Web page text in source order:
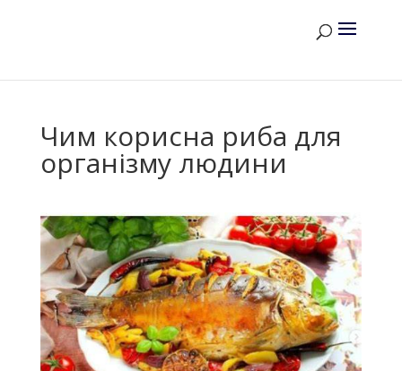
Чим корисна риба для
організму людини